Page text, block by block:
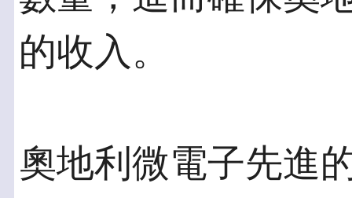
的收入。
奧地利微電子先進